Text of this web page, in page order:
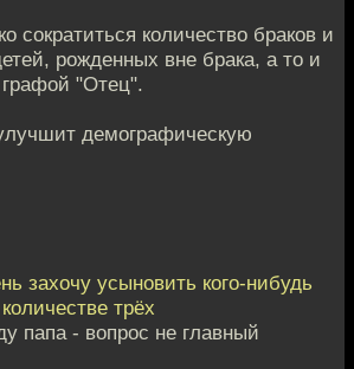
сократиться количество браков и
рожденных вне брака, а то и
"Отец".
демографическую
захочу усыновить кого-нибудь
трёх
папа - вопрос не главный